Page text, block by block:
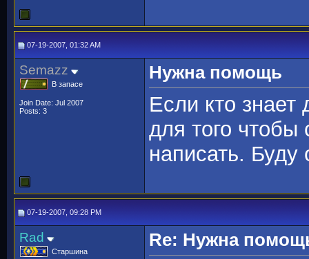
07-19-2007, 01:32 AM
Semazz
В запасе
Join Date: Jul 2007
Posts: 3
Нужна помощь
Если кто знает
для того
написать. Буду
07-19-2007, 09:28 PM
Rad
Старшина
Re: Нужна